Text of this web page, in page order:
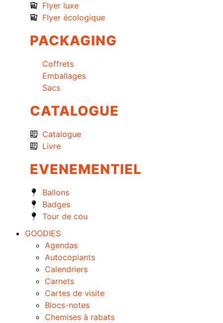
Flyer luxe
Flyer écologique
PACKAGING
Coffrets
Emballages
Sacs
CATALOGUE
Catalogue
Livre
EVENEMENTIEL
Ballons
Badges
Tour de cou
GOODIES
Agendas
Autocopiants
Calendriers
Carnets
Cartes de visite
Blocs-notes
Chemises à rabats